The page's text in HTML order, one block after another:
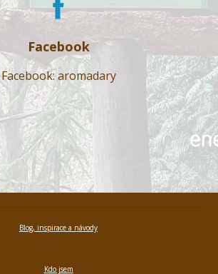
Facebook
Facebook: aromadary
Blog, inspirace a návody
Kdo jsem